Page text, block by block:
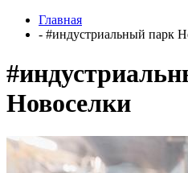
Главная
- #индустриальный парк
Новоселки